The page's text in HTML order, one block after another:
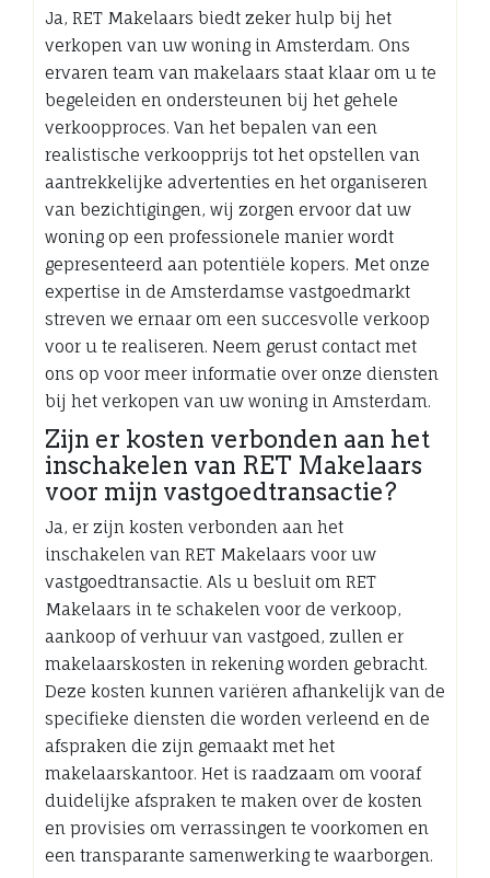
Ja, RET Makelaars biedt zeker hulp bij het
verkopen van uw woning in Amsterdam. Ons
ervaren team van makelaars staat klaar om u te
begeleiden en ondersteunen bij het gehele
verkoopproces. Van het bepalen van een
realistische verkoopprijs tot het opstellen van
aantrekkelijke advertenties en het organiseren
van bezichtigingen, wij zorgen ervoor dat uw
woning op een professionele manier wordt
gepresenteerd aan potentiële kopers. Met onze
expertise in de Amsterdamse vastgoedmarkt
streven we ernaar om een succesvolle verkoop
voor u te realiseren. Neem gerust contact met
ons op voor meer informatie over onze diensten
bij het verkopen van uw woning in Amsterdam.
Zijn er kosten verbonden aan het
inschakelen van RET Makelaars
voor mijn vastgoedtransactie?
Ja, er zijn kosten verbonden aan het
inschakelen van RET Makelaars voor uw
vastgoedtransactie. Als u besluit om RET
Makelaars in te schakelen voor de verkoop,
aankoop of verhuur van vastgoed, zullen er
makelaarskosten in rekening worden gebracht.
Deze kosten kunnen variëren afhankelijk van de
specifieke diensten die worden verleend en de
afspraken die zijn gemaakt met het
makelaarskantoor. Het is raadzaam om vooraf
duidelijke afspraken te maken over de kosten
en provisies om verrassingen te voorkomen en
een transparante samenwerking te waarborgen.